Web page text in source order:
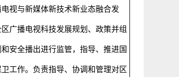
视与新媒体新技术新业态融合发
广播电视科技发展规划、政策并组
安全播出进行监管，指导、推进国
工作。负责指导、协调和管理对区